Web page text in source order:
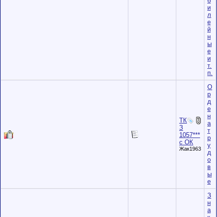
и
л
е
й
н
ы
е
и
т.
п.
ТК
З
1057***
с ОК
Жак1963
О
р
д
е
н
а
т
р
у
д
о
в
ы
е
З
н
а